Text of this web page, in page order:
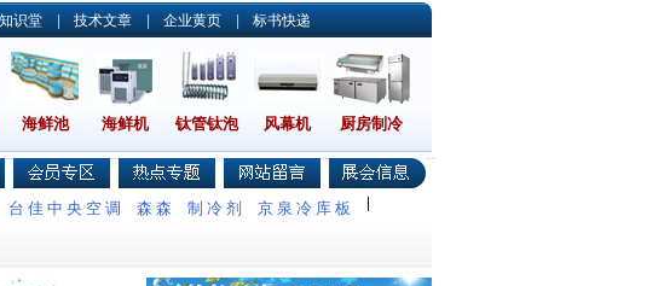
知识堂 | 技术文章 | 企业黄页 | 标书快递
海鲜池 海鲜机 钛管钛泡 风幕机 厨房制冷
台佳中央空调 森森 制冷剂 京泉冷库板